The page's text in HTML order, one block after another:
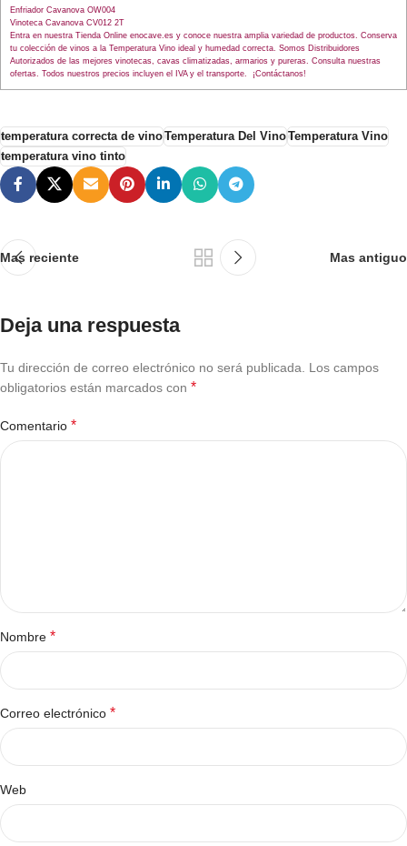
Enfriador Cavanova OW004
Vinoteca Cavanova CV012 2T
Entra en nuestra Tienda Online enocave.es y conoce nuestra amplia variedad de productos. Conserva
tu colección de vinos a la Temperatura Vino ideal y humedad correcta. Somos Distribuidores
Autorizados de las mejores vinotecas, cavas climatizadas, armarios y pureras. Consulta nuestras
ofertas. Todos nuestros precios incluyen el IVA y el transporte. ¡Contáctanos!
temperatura correcta de vinoTemperatura Del VinoTemperatura Vino
temperatura vino tinto
Mas reciente Mas antiguo
Deja una respuesta
Tu dirección de correo electrónico no será publicada. Los campos
obligatorios están marcados con *
Comentario *
Nombre *
Correo electrónico *
Web